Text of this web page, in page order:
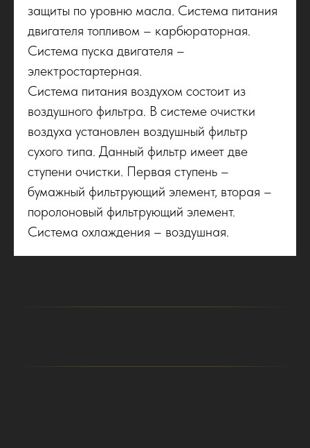
защиты по уровню масла. Система питания
двигателя топливом – карбюраторная.
Система пуска двигателя –
электростартерная.
Система питания воздухом состоит из
воздушного фильтра. В системе очистки
воздуха установлен воздушный фильтр
сухого типа. Данный фильтр имеет две
ступени очистки. Первая ступень –
бумажный фильтрующий элемент, вторая –
поролоновый фильтрующий элемент.
Система охлаждения – воздушная.